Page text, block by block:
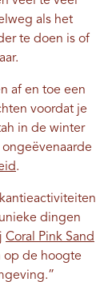
als het
te doen is of
af ​​en toe een
voordat je
in de winter
.
dingen
Coral Pink Sand
op de hoogte